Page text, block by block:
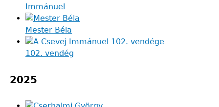
Immánuel
Mester Béla
102. vendég
2025